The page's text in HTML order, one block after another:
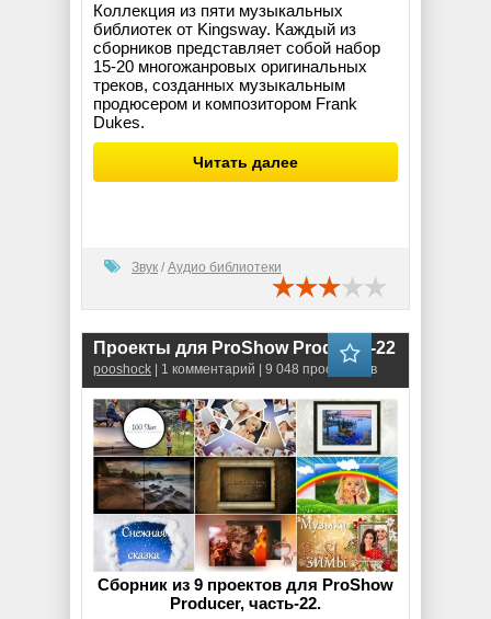
Коллекция из пяти музыкальных
библиотек от Kingsway. Каждый из
сборников представляет собой набор
15-20 многожанровых оригинальных
треков, созданных музыкальным
продюсером и композитором Frank
Dukes.
Читать далее
Звук / Аудио библиотеки
Проекты для ProShow Producer-22
pooshock | 1 комментарий | 9 048 просмотров
Сборник из 9 проектов для ProShow
Producer, часть-22.